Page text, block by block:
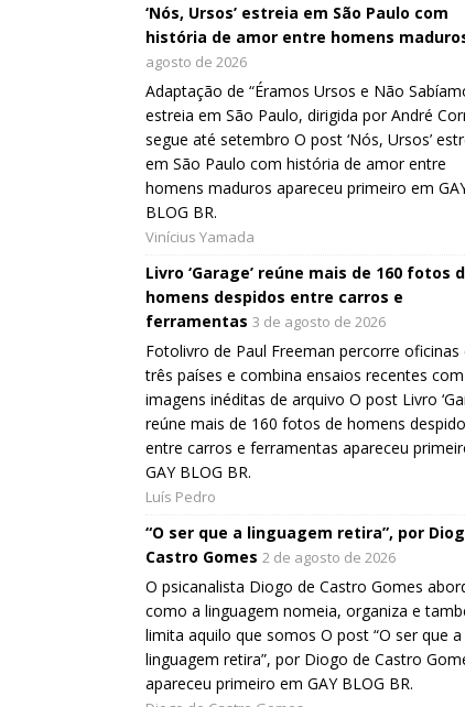
‘Nós, Ursos’ estreia em São Paulo com
história de amor entre homens
agosto de 2026
Adaptação de “Éramos Ursos e Não
estreia em São Paulo, dirigida por André
segue até setembro O post ‘Nós, Ursos’
em São Paulo com história de amor entre
homens maduros apareceu primeiro em
BLOG BR.
Vinícius Yamada
Livro ‘Garage’ reúne mais de 160 fotos
homens despidos entre carros e
ferramentas 3 de agosto de 2026
Fotolivro de Paul Freeman percorre oficinas
três países e combina ensaios recentes com
imagens inéditas de arquivo O post Livro
reúne mais de 160 fotos de homens
entre carros e ferramentas apareceu
GAY BLOG BR.
Luís Pedro
“O ser que a linguagem retira”, por
Castro Gomes 2 de agosto de 2026
O psicanalista Diogo de Castro Gomes
como a linguagem nomeia, organiza e
limita aquilo que somos O post “O ser que a
linguagem retira”, por Diogo de Castro
apareceu primeiro em GAY BLOG BR.